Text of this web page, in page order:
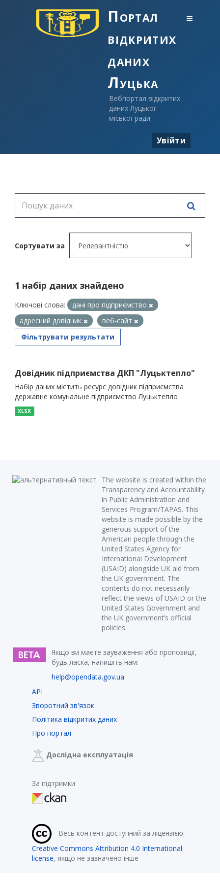
Портал
відкритих
даних
Луцька
Вебпортал відкритих
даних Луцької
міської ради
Увійти
Сортувати за
1 набір даних знайдено
Ключові слова:
дані про підприємство
адресний довідник
веб-сайт
Фільтрувати результати
Довідник підприємства ДКП "Луцьктепло"
Набір даних містить ресурс довідник підприємства
державне комунальне підприємство Луцьктепло
XLSX
The website is created within the
Transparency and Accountability
in Public Administration and
Services Program/TAPAS. This
website is made possible by the
generous support of the
American people through the
United States Agency for
International Development
(USAID) alongside UK aid from
the UK government. The
contents do not necessarily
reflect the views of USAID or the
United States Government and
the UK government’s official
policies.
Якщо ви маєте зауваження або пропозиції,
будь ласка, напишіть нам:
help@opendata.gov.ua
API
Зворотний зв'язок
Політика відкритих даних
Про портал
Дослідна експлуатація
За підтримки
Весь контент доступний за ліцензією
Creative Commons Attribution 4.0 International
license, якщо не зазначено інше